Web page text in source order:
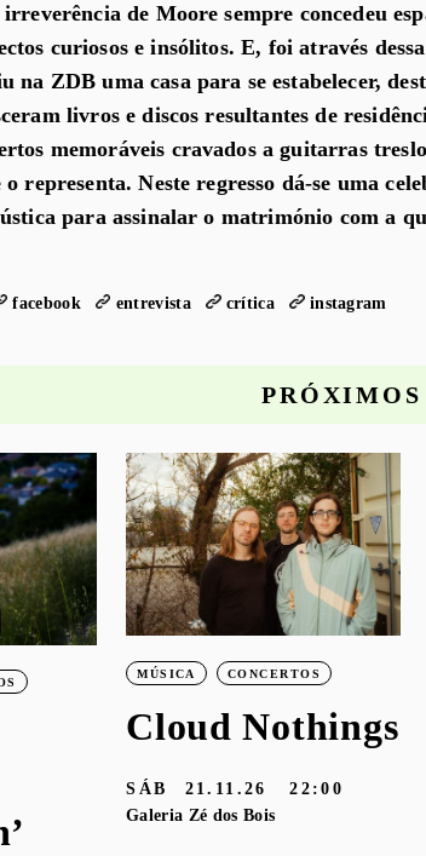
de Moore sempre concedeu
curiosos e insólitos. E, foi através
na ZDB uma casa para se estabelecer,
livros e discos resultantes de
memoráveis cravados a guitarras
representa. Neste regresso dá-se uma
para assinalar o matrimónio com a
facebook entrevista crítica instagram
MÚSICA CONCERTOS
Cloud Nothings
SÁB 21.11.26
22:00
Galeria Zé dos Bois